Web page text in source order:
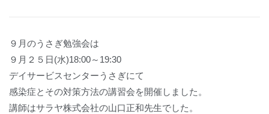
９月のうさぎ勉強会は
９月２５日(水)18:00～19:30
デイサービスセンターうさぎにて
感染症とその対策方法の講習会を開催しました。
講師はサラヤ株式会社の山口正和先生でした。